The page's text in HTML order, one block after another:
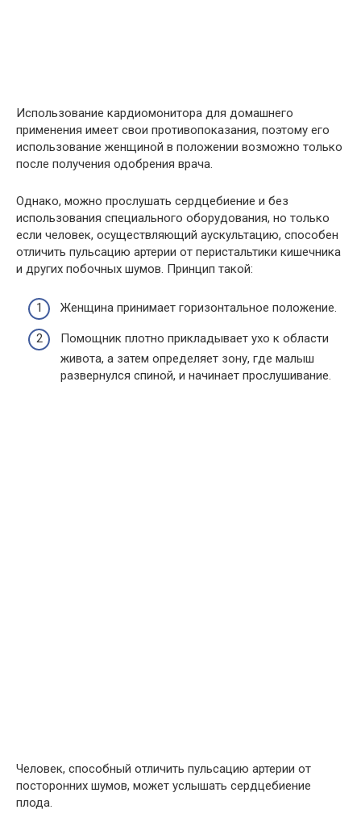
Использование кардиомонитора для домашнего
применения имеет свои противопоказания, поэтому его
использование женщиной в положении возможно только
после получения одобрения врача.
Однако, можно прослушать сердцебиение и без
использования специального оборудования, но только
если человек, осуществляющий аускультацию, способен
отличить пульсацию артерии от перистальтики кишечника
и других побочных шумов. Принцип такой:
Женщина принимает горизонтальное положение.
Помощник плотно прикладывает ухо к области
живота, а затем определяет зону, где малыш
развернулся спиной, и начинает прослушивание.
Человек, способный отличить пульсацию артерии от
посторонних шумов, может услышать сердцебиение
плода.